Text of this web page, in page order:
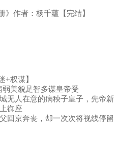
》作者：杨千蕴【完结】
权谋】
美貌足智多谋皇帝受
人在意的病秧子皇子，先帝新
御座
京奔丧，却一次次将视线停留